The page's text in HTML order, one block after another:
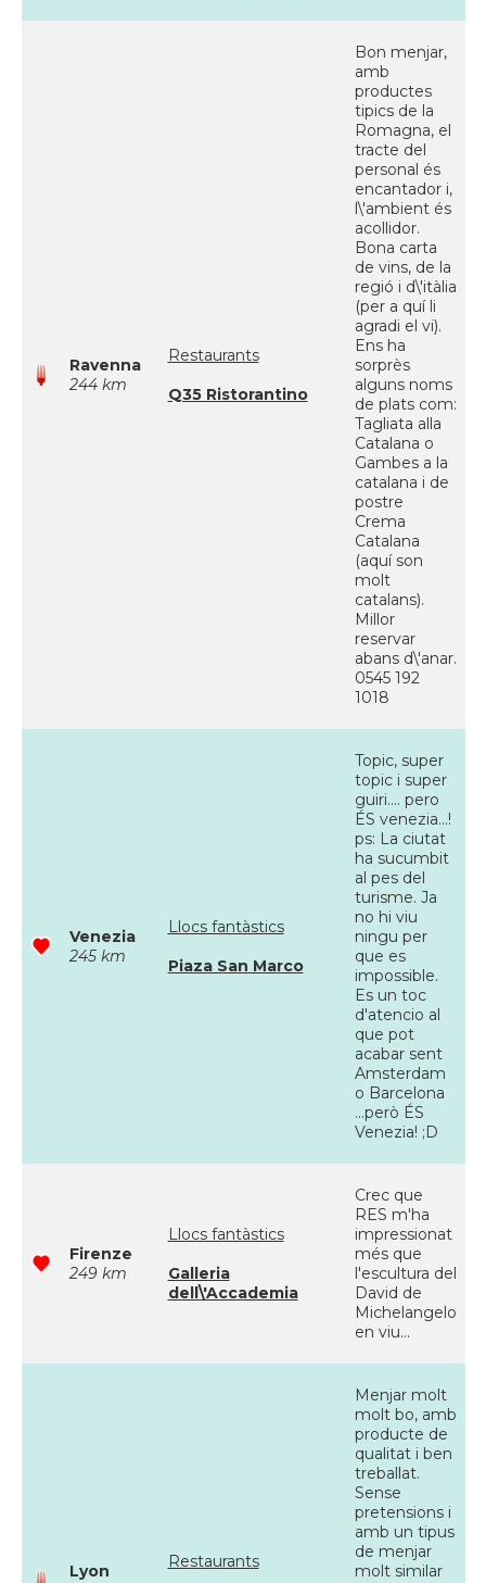
Ravenna
244 km
Restaurants
Q35 Ristorantino
Bon menjar,
amb
productes
tipics de la
Romagna, el
tracte del
personal és
encantador i,
l\'ambient és
acollidor.
Bona carta
de vins, de la
regió i d\'itàlia
(per a quí li
agradi el vi).
Ens ha
sorprès
alguns noms
de plats com:
Tagliata alla
Catalana o
Gambes a la
catalana i de
postre
Crema
Catalana
(aquí son
molt
catalans).
Millor
reservar
abans d\'anar.
0545 192
1018
Venezia
245 km
Llocs fantàstics
Piaza San Marco
Topic, super
topic i super
guiri.... pero
ÉS venezia...!
ps: La ciutat
ha sucumbit
al pes del
turisme. Ja
no hi viu
ningu per
que es
impossible.
Es un toc
d'atencio al
que pot
acabar sent
Amsterdam
o Barcelona
...però ÉS
Venezia! ;D
Firenze
249 km
Llocs fantàstics
Galleria
dell\'Accademia
Crec que
RES m'ha
impressionat
més que
l'escultura del
David de
Michelangelo
en viu...
Lyon
Restaurants
Menjar molt
molt bo, amb
producte de
qualitat i ben
treballat.
Sense
pretensions i
amb un tipus
de menjar
molt similar